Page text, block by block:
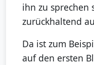
ihn zu sprechen
zurückhaltend
Da ist zum
auf den ersten